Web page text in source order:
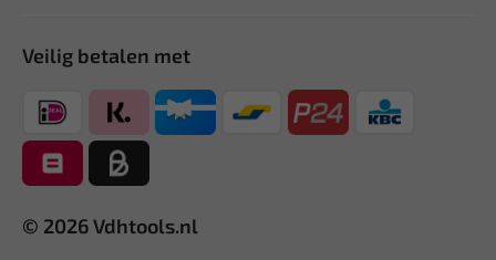
Veilig betalen met
© 2026 Vdhtools.nl